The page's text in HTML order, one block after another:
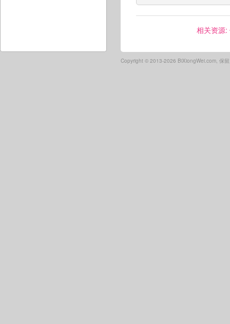
相关资源:
Copyright © 2013-2026 BiXiongWei.com, 保